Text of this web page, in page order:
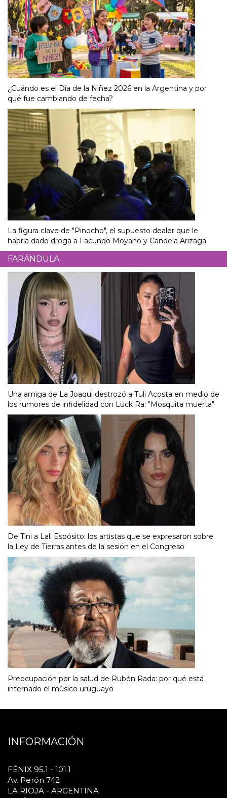
¿Cuándo es el Día de la Niñez 2026 en la Argentina y por
qué fue cambiando de fecha?
La figura clave de "Pinocho", el supuesto dealer que le
habría dado droga a Facundo Moyano y Candela Arizaga
FARÁNDULA
Una amiga de La Joaqui destrozó a Tuli Acosta en medio de
los rumores de infidelidad con Luck Ra: "Mosquita muerta"
De Tini a Lali Espósito: los artistas que se expresaron sobre
la Ley de Tierras antes de la sesión en el Congreso
Preocupación por la salud de Rubén Rada: por qué está
internado el músico uruguayo
INFORMACIÓN
FÉNIX 95.1 - 101.1
Av. Perón 742
LA RIOJA - ARGENTINA